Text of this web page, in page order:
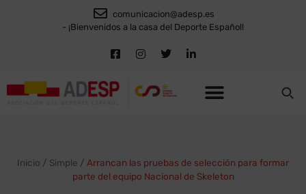
comunicacion@adesp.es
- ¡Bienvenidos a la casa del Deporte Español!
Inicio / Simple / Arrancan las pruebas de selección para formar
parte del equipo Nacional de Skeleton